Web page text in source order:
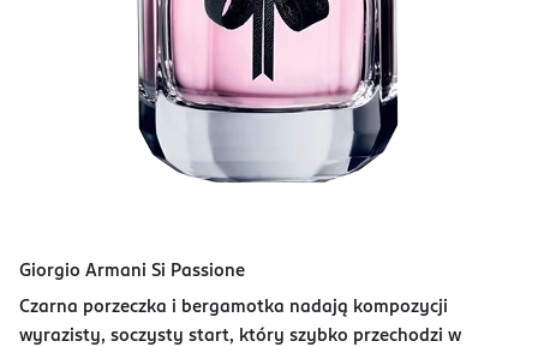
Giorgio Armani Si Passione
Czarna porzeczka i bergamotka nadają kompozycji
wyrazisty, soczysty start, który szybko przechodzi w